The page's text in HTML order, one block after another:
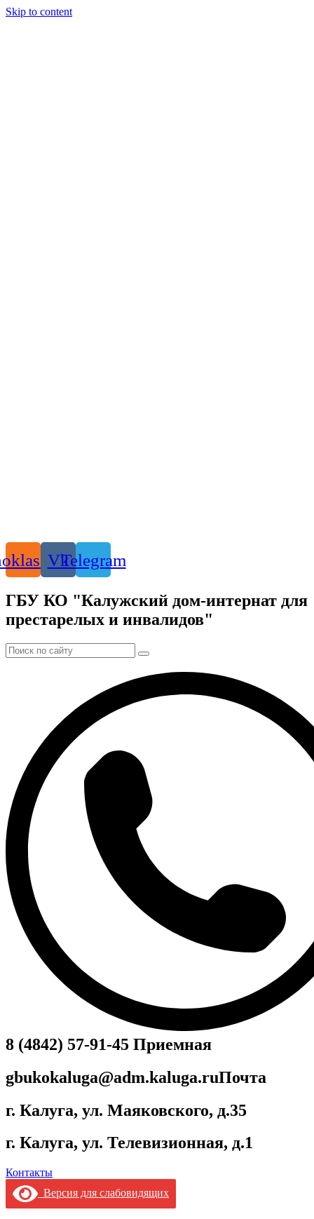
Skip to content
VkTelegram
ГБУ КО "Калужский дом-интернат для
престарелых и инвалидов"
8 (4842) 57-91-45 Приемная
gbukokaluga@adm.kaluga.ruПочта
г. Калуга, ул. Маяковского, д.35
г. Калуга, ул. Телевизионная, д.1
Контакты
Версия для слабовидящих